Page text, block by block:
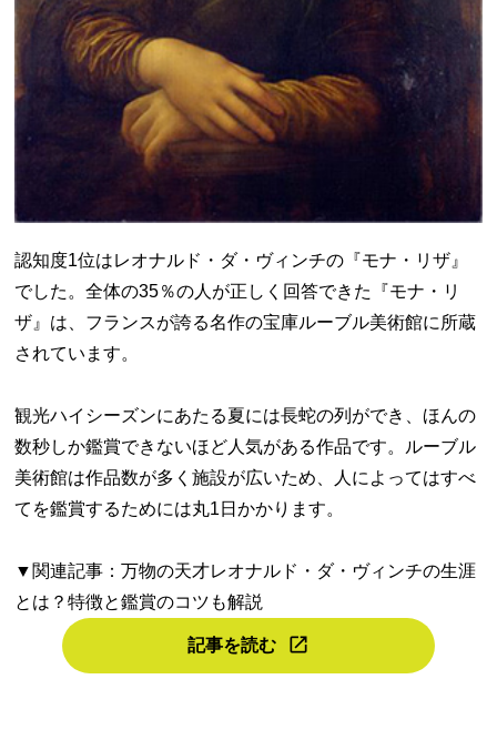
認知度1位はレオナルド・ダ・ヴィンチの『モナ・リザ』
でした。全体の35％の人が正しく回答できた『モナ・リ
ザ』は、フランスが誇る名作の宝庫ルーブル美術館に所蔵
されています。
観光ハイシーズンにあたる夏には長蛇の列ができ、ほんの
数秒しか鑑賞できないほど人気がある作品です。ルーブル
美術館は作品数が多く施設が広いため、人によってはすべ
てを鑑賞するためには丸1日かかります。
▼関連記事：万物の天才レオナルド・ダ・ヴィンチの生涯
とは？特徴と鑑賞のコツも解説
記事を読む